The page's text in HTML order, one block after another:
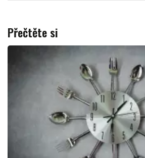
Přečtěte si